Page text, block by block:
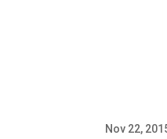
Nov 22,